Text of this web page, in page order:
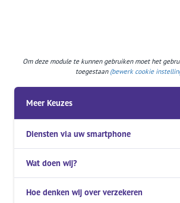
Om deze module te kunnen gebruiken moet het
toegestaan (bewerk cookie
Meer Keuzes
Diensten via uw smartphone
Wat doen wij?
Hoe denken wij over verzekeren